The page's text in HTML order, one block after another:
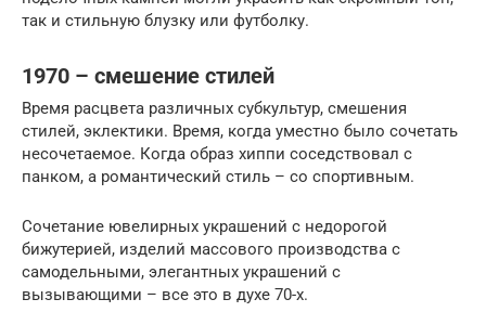
так и стильную блузку или футболку.
1970 – смешение стилей
Время расцвета различных субкультур, смешения
стилей, эклектики. Время, когда уместно было сочетать
несочетаемое. Когда образ хиппи соседствовал с
панком, а романтический стиль – со спортивным.
Сочетание ювелирных украшений с недорогой
бижутерией, изделий массового производства с
самодельными, элегантных украшений с
вызывающими – все это в духе 70-х.